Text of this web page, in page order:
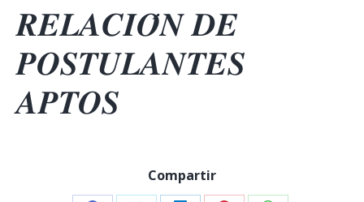
𝑹𝑬𝑳𝑨𝑪𝑰𝑶́𝑵 𝑫𝑬
𝑷𝑶𝑺𝑻𝑼𝑳𝑨𝑵𝑻𝑬𝑺
𝑨𝑷𝑻𝑶𝑺
Compartir